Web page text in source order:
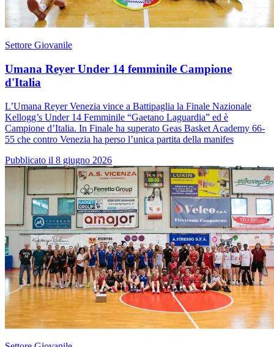
Settore Giovanile
Umana Reyer Under 14 femminile Campione
d'Italia
L’Umana Reyer Venezia vince a Battipaglia la Finale Nazionale
Kellogg’s Under 14 Femminile “Gaetano Laguardia” ed è
Campione d’Italia. In Finale ha superato Geas Basket Academy 66-
55 che contro Venezia ha perso l’unica partita della manifes
Pubblicato il 8 giugno 2026